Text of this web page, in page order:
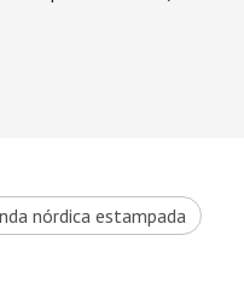
nórdica estampada